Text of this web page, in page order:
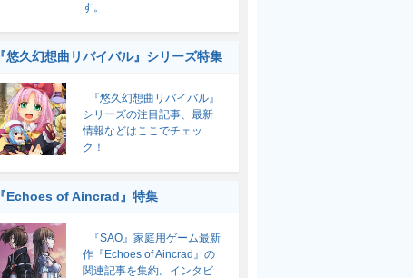
す。
『悠久幻想曲リバイバル』シリーズ特集
『悠久幻想曲リバイバル』
シリーズの注目記事、最新
情報などはここでチェッ
ク！
『Echoes of Aincrad』特集
『SAO』家庭用ゲーム最新
作『Echoes of Aincrad』の
関連記事を集約。インタビ